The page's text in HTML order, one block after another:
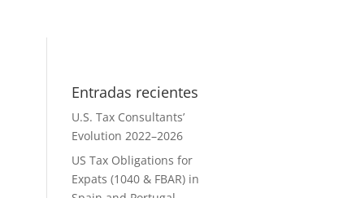
Entradas recientes
U.S. Tax Consultants’
Evolution 2022–2026
US Tax Obligations for
Expats (1040 & FBAR) in